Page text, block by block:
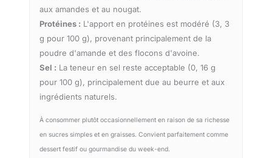
aux amandes et au nougat.
Protéines : L'apport en protéines est modéré (3, 3
g pour 100 g), provenant principalement de la
poudre d'amande et des flocons d'avoine.
Sel : La teneur en sel reste acceptable (0, 16 g
pour 100 g), principalement due au beurre et aux
ingrédients naturels.
À consommer plutôt occasionnellement en raison de sa richesse
en sucres simples et en graisses. Convient parfaitement comme
dessert festif ou gourmandise du week-end.